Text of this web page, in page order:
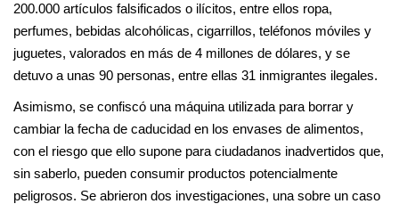
200.000 artículos falsificados o ilícitos, entre ellos ropa,
perfumes, bebidas alcohólicas, cigarrillos, teléfonos móviles y
juguetes, valorados en más de 4 millones de dólares, y se
detuvo a unas 90 personas, entre ellas 31 inmigrantes ilegales.
Asimismo, se confiscó una máquina utilizada para borrar y
cambiar la fecha de caducidad en los envases de alimentos,
con el riesgo que ello supone para ciudadanos inadvertidos que,
sin saberlo, pueden consumir productos potencialmente
peligrosos. Se abrieron dos investigaciones, una sobre un caso